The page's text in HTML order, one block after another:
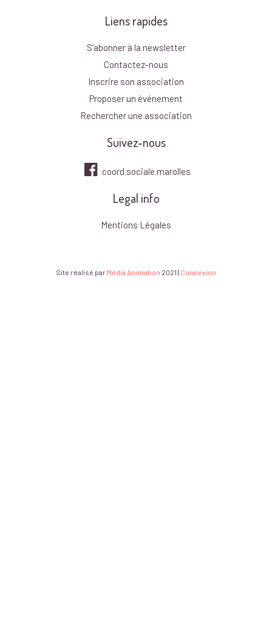
Liens rapides
S’abonner à la newsletter
Contactez-nous
Inscrire son association
Proposer un événement
Rechercher une association
Suivez-nous
coord.sociale.marolles
Legal info
Mentions Légales
Site réalisé par Média Animation 2021 | Connexion